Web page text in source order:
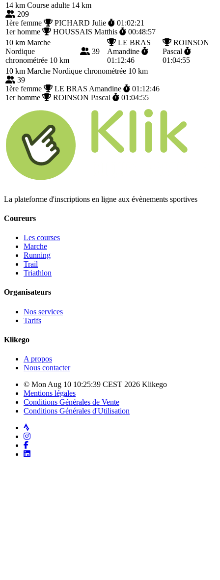
14 km Course adulte 14 km
209
1ère femme
PICHARD Julie
01:02:21
1er homme
HOUSSAIS Matthis
00:48:57
10 km Marche
Nordique
chronométrée 10 km
39
LE BRAS
Amandine
01:12:46
ROINSON
Pascal
01:04:55
10 km Marche Nordique chronométrée 10 km
39
1ère femme
LE BRAS Amandine
01:12:46
1er homme
ROINSON Pascal 01:04:55
La plateforme d'inscriptions en ligne aux évènements sportives
Coureurs
Les courses
Marche
Running
Trail
Triathlon
Organisateurs
Nos services
Tarifs
Klikego
A propos
Nous contacter
© Mon Aug 10 10:25:39 CEST 2026 Klikego
Mentions légales
Conditions Générales de Vente
Conditions Générales d'Utilisation
Strava
Instagram
Facebook
LinkedIn